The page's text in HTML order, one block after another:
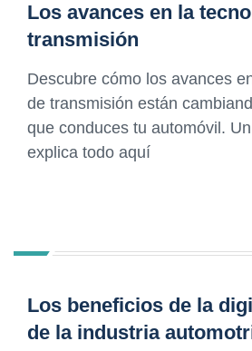
Los avances en la
transmisión
Descubre cómo los avances
de transmisión están
que conduces tu automóvil.
explica todo aquí
Los beneficios de la
de la industria